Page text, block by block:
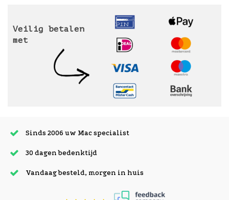
Veilig betalen
met
Sinds 2006 uw Mac specialist
30 dagen bedenktijd
Vandaag besteld, morgen in huis